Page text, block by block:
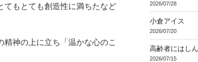
てもとても創造性に満ちたなど
神の上に立ち「温かな心のこ
2026/07/28
小倉アイス
2026/07/20
高齢者にはし
2026/07/15